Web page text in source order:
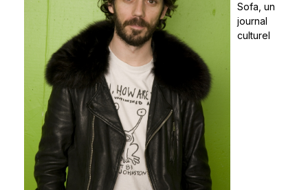
Sofa, un
journal
culturel